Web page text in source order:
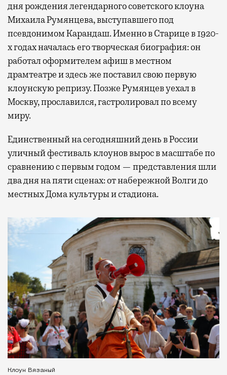
дня рождения легендарного советского клоуна
Михаила Румянцева, выступавшего под
псевдонимом Карандаш. Именно в Старице в 1920-
х годах началась его творческая биография: он
работал оформителем афиш в местном
драмтеатре и здесь же поставил свою первую
клоунскую репризу. Позже Румянцев уехал в
Москву, прославился, гастролировал по всему
миру.
Единственный на сегодняшний день в России
уличный фестиваль клоунов вырос в масштабе по
сравнению с первым годом — представления шли
два дня на пяти сценах: от набережной Волги до
местных Дома культуры и стадиона.
Клоун Вязаный